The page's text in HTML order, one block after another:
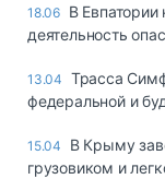
18.06 В Евпатории
деятельность
13.04 Трасса
федеральной и
15.04
В Крыму
грузовиком и